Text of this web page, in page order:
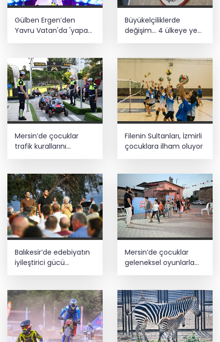
Gülben Ergen’den
Yavru Vatan'da 'yapay
Büyükelçiliklerde
değişim... 4 ülkeye yeni
Mersin’de çocuklar
trafik kurallarını
öğreniyor
Filenin Sultanları, İzmirli
çocuklara ilham oluyor
Balıkesir’de edebiyatın
iyileştirici gücü
Mersin’de çocuklar
geleneksel oyunlarla